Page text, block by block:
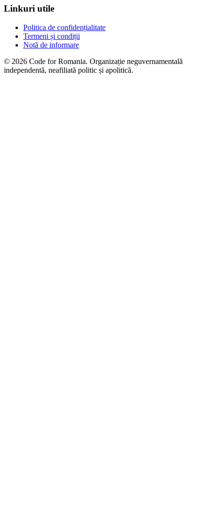
Linkuri utile
Politica de confidențialitate
Termeni și condiții
Notă de informare
© 2026 Code for Romania. Organizație neguvernamentală
independentă, neafiliată politic și apolitică.